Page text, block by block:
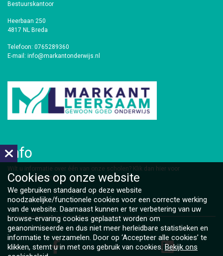
Bestuurskantoor
Heerbaan 250
4817 NL Breda
Telefoon: 0765289360
E-mail: info@markantonderwijs.nl
Info
​Wilt u informatie over één van onze scholen? Klik dan hier voor
contactinformatie.
Cookies op onze website
We gebruiken standaard op deze website
noodzakelijke/functionele cookies voor een correcte werking
van de website. Daarnaast kunnen er ter verbetering van uw
browse-ervaring cookies geplaatst worden om
geanonimiseerde en dus niet meer herleidbare statistieken en
informatie te verzamelen. Door op ‘Accepteer alle cookies’ te
klikken, stemt u in met ons gebruik van cookies.Bekijk ons